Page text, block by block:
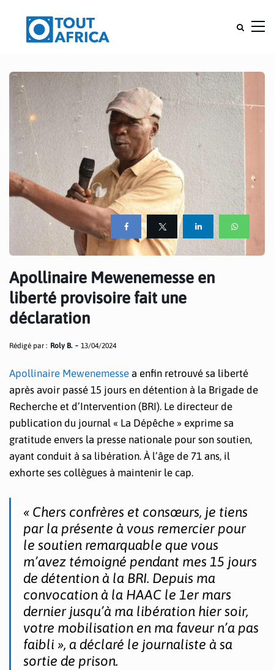
Apollinaire Mewenemesse en
liberté provisoire fait une
déclaration
Rédigé par : Roly B. 13/04/2024
Apollinaire Mewenemesse a enfin retrouvé sa liberté
après avoir passé 15 jours en détention à la Brigade de
Recherche et d’Intervention (BRI). Le directeur de
publication du journal « La Dépêche » exprime sa
gratitude envers la presse nationale pour son soutien,
ayant conduit à sa libération. À l’âge de 71 ans, il
exhorte ses collègues à maintenir le cap.
« Chers confrères et consœurs, je tiens
par la présente à vous remercier pour
le soutien remarquable que vous
m’avez témoigné pendant mes 15 jours
de détention à la BRI. Depuis ma
convocation à la HAAC le 1er mars
dernier jusqu’à ma libération hier soir,
votre mobilisation en ma faveur n’a pas
faibli », a déclaré le journaliste à sa
sortie de prison.